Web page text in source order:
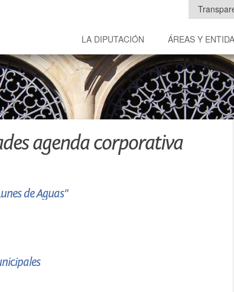
LA DIPUTACIÓN ÁREAS Y
agenda corporativa
de Aguas"